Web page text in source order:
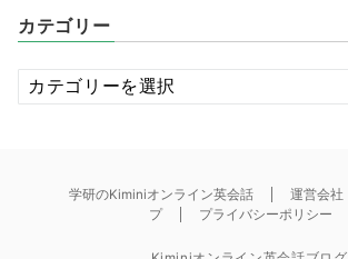
カテゴリー
カ
テ
学研のKiminiオンライン英会話 運営会社
プ
プライバシーポリシー